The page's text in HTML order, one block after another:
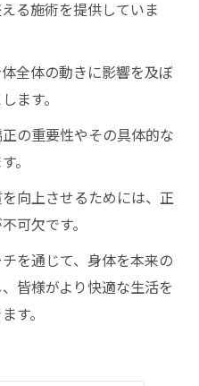
る施術を提供していま
全体の動きに影響を及ぼ
ます。
の重要性やその具体的な
。
向上させるためには、正
可欠です。
を通じて、身体を本来の
皆様がより快適な生活を
す。